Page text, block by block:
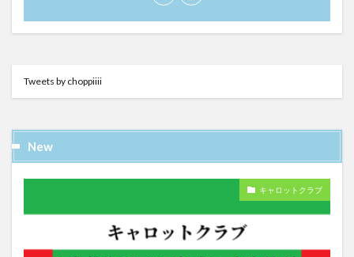
Tweets by choppiiii
New
キャロットクラブ